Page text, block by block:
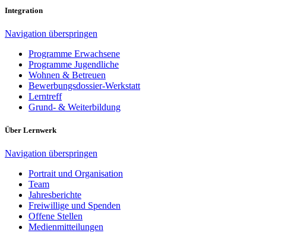
Integration
Navigation überspringen
Programme Erwachsene
Programme Jugendliche
Wohnen & Betreuen
Bewerbungsdossier-Werkstatt
Lerntreff
Grund- & Weiterbildung
Über Lernwerk
Navigation überspringen
Portrait und Organisation
Team
Jahresberichte
Freiwillige und Spenden
Offene Stellen
Medienmitteilungen